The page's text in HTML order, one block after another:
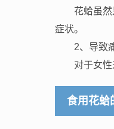
花蛤虽
症状。
2、导致
对于女
食用花蛤